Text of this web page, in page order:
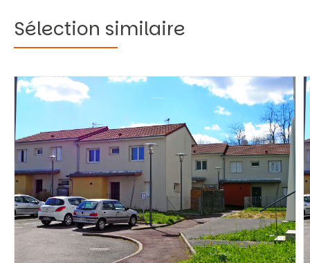
Sélection similaire